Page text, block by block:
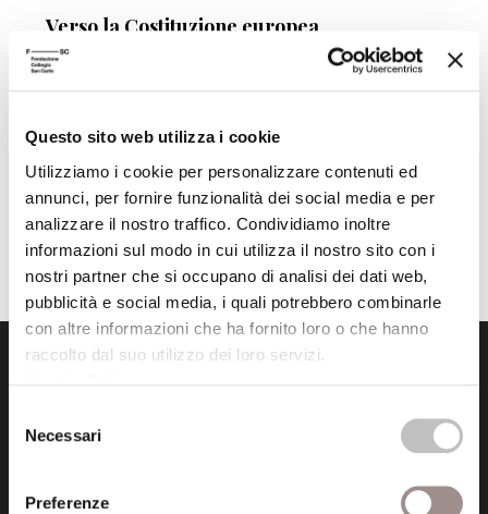
Questo sito web utilizza i cookie
Utilizziamo i cookie per personalizzare contenuti ed
annunci, per fornire funzionalità dei social media e per
analizzare il nostro traffico. Condividiamo inoltre
informazioni sul modo in cui utilizza il nostro sito con i
nostri partner che si occupano di analisi dei dati web,
pubblicità e social media, i quali potrebbero combinarle
con altre informazioni che ha fornito loro o che hanno
raccolto dal suo utilizzo dei loro servizi.
delNecessari
Preferenze
Verso la Costituzione europea
Fonti del diritto e processo di integrazione
Marco Gestri
Centro Culturale